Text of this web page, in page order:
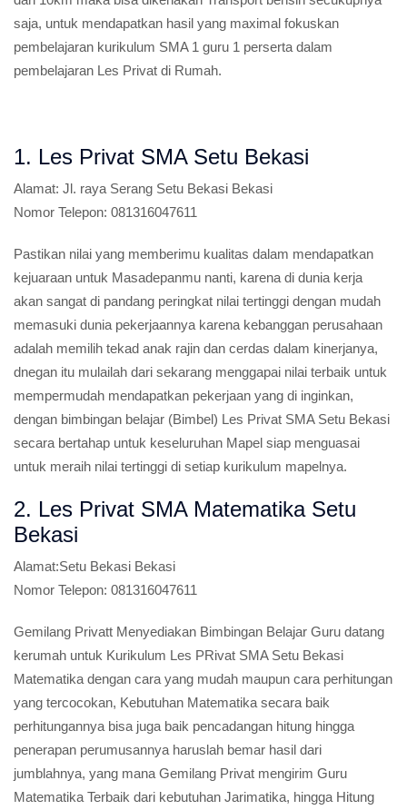
saja, untuk mendapatkan hasil yang maximal fokuskan
pembelajaran kurikulum SMA 1 guru 1 perserta dalam
pembelajaran Les Privat di Rumah.
1. Les Privat SMA Setu Bekasi
Alamat: Jl. raya Serang Setu Bekasi Bekasi
Nomor Telepon: 081316047611
Pastikan nilai yang memberimu kualitas dalam mendapatkan
kejuaraan untuk Masadepanmu nanti, karena di dunia kerja
akan sangat di pandang peringkat nilai tertinggi dengan mudah
memasuki dunia pekerjaannya karena kebanggan perusahaan
adalah memilih tekad anak rajin dan cerdas dalam kinerjanya,
dnegan itu mulailah dari sekarang menggapai nilai terbaik untuk
mempermudah mendapatkan pekerjaan yang di inginkan,
dengan bimbingan belajar (Bimbel) Les Privat SMA Setu Bekasi
secara bertahap untuk keseluruhan Mapel siap menguasai
untuk meraih nilai tertinggi di setiap kurikulum mapelnya.
2. Les Privat SMA Matematika Setu
Bekasi
Alamat:Setu Bekasi Bekasi
Nomor Telepon: 081316047611
Gemilang Privatt Menyediakan Bimbingan Belajar Guru datang
kerumah untuk Kurikulum Les PRivat SMA Setu Bekasi
Matematika dengan cara yang mudah maupun cara perhitungan
yang tercocokan, Kebutuhan Matematika secara baik
perhitungannya bisa juga baik pencadangan hitung hingga
penerapan perumusannya haruslah bemar hasil dari
jumblahnya, yang mana Gemilang Privat mengirim Guru
Matematika Terbaik dari kebutuhan Jarimatika, hingga Hitung